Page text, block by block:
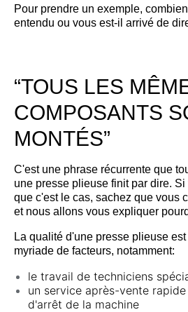
Pour prendre un exemple,
entendu ou vous est-il arrivé de
“TOUS LES
COMPOSANTS
MONTÉS”
C'est une phrase récurrente que
une presse plieuse finit par dire.
que c'est le cas, sachez que vous
et nous allons vous expliquer
La qualité d'une presse plieuse
myriade de facteurs, notamment:
le travail de techniciens
un service après-vente
d'arrêt de la machine